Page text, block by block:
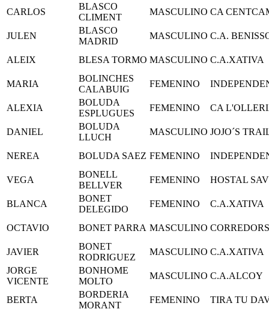
CARLOS
BLASCO
CLIMENT
MASCULINO CA
JULEN
BLASCO
MADRID
MASCULINO C.A.
ALEIX BLESA TORMO MASCULINO C.A.XATIVA
MARIA
BOLINCHES
CALABUIG
FEMENINO
ALEXIA
BOLUDA
ESPLUGUES
FEMENINO CA
DANIEL
BOLUDA
LLUCH
MASCULINO JOJO´S
NEREA BOLUDA SAEZ FEMENINO
VEGA
BONELL
BELLVER
FEMENINO HOSTAL
BLANCA
BONET
DELEGIDO
FEMENINO C.A.XATIVA
OCTAVIO BONET PARRA MASCULINO
JAVIER
BONET
RODRIGUEZ
MASCULINO C.A.XATIVA
JORGE
VICENTE
BONHOME
MOLTO
MASCULINO C.A.ALCOY
BERTA
BORDERIA
MORANT
FEMENINO TIRA TU